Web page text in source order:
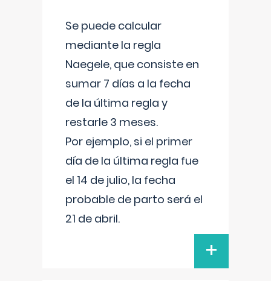
Se puede calcular
mediante la regla
Naegele, que consiste en
sumar 7 días a la fecha
de la última regla y
restarle 3 meses.
Por ejemplo, si el primer
día de la última regla fue
el 14 de julio, la fecha
probable de parto será el
21 de abril.
+